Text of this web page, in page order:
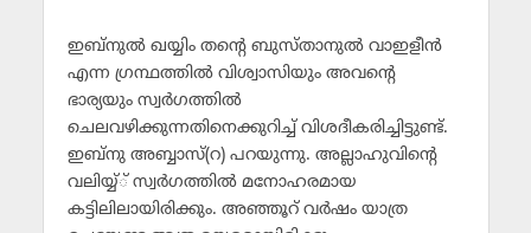
ഇബ്‌നുല്‍ ഖയ്യിം തന്റെ ബുസ്താനുല്‍ വാഇളീന്‍
എന്ന ഗ്രന്ഥത്തില്‍ വിശ്വാസിയും അവന്റെ
ഭാര്യയും സ്വര്‍ഗത്തില്‍
ചെലവഴിക്കുന്നതിനെക്കുറിച്ച് വിശദീകരിച്ചിട്ടുണ്ട്.
ഇബ്‌നു അബ്ബാസ്(റ) പറയുന്നു. അല്ലാഹുവിന്റെ
വലിയ്യ്് സ്വര്‍ഗത്തില്‍ മനോഹരമായ
കട്ടിലിലായിരിക്കും. അഞ്ഞൂറ് വര്‍ഷം യാത്ര